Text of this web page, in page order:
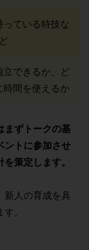
ている特技な
ど
立できるか、ど
時間を使えるか
まずトークの基
ントに参加させ
策定します。
新人の育成を具
。